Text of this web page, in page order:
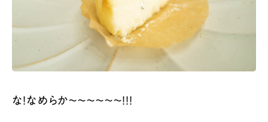
な！なめらか〜〜〜〜〜〜！！！